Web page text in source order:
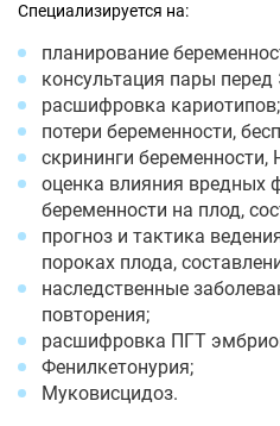
Специализируется на:
планирование
консультация пары
расшифровка кариотипов;
потери беременности,
скрининги
оценка влияния вредных
беременности на плод,
прогноз и тактика
пороках плода,
наследственные
повторения;
расшифровка ПГТ
Фенилкетонурия;
Муковисцидоз.